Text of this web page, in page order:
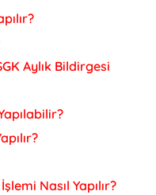
Aylık Bildirgesi
Nasıl Yapılır?